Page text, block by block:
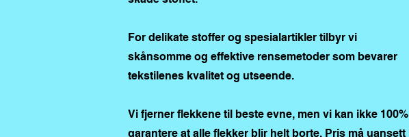
For delikate stoffer og spesialartikler tilbyr vi
skånsomme og effektive rensemetoder som bevarer
tekstilenes kvalitet og utseende.
Vi fjerner flekkene til beste evne, men vi kan ikke 100%
garantere at alle flekker blir helt borte. Pris må uansett